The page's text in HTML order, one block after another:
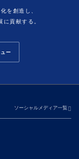
を創造し、
貢献する。
ー
ソーシャルメディア一覧